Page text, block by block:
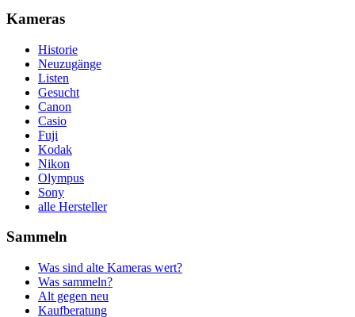
Kameras
Historie
Neuzugänge
Listen
Gesucht
Canon
Casio
Fuji
Kodak
Nikon
Olympus
Sony
alle Hersteller
Sammeln
Was sind alte Kameras wert?
Was sammeln?
Alt gegen neu
Kaufberatung